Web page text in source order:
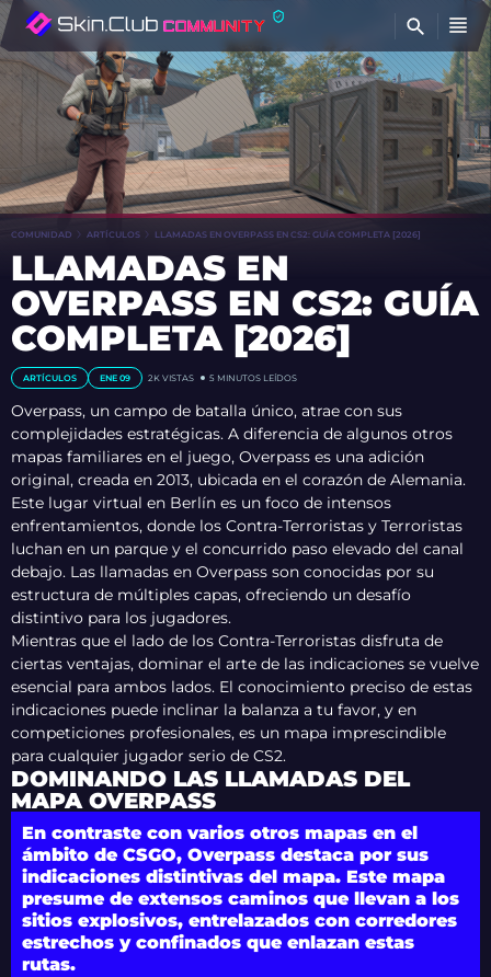
COMUNIDAD ARTÍCULOS LLAMADAS EN OVERPASS EN CS2: GUÍA COMPLETA [2026]
LLAMADAS EN
OVERPASS EN CS2: GUÍA
COMPLETA [2026]
ARTÍCULOS ENE 09 2K VISTAS 5 MINUTOS LEÍDOS
Overpass, un campo de batalla único, atrae con sus
complejidades estratégicas. A diferencia de algunos otros
mapas familiares en el juego, Overpass es una adición
original, creada en 2013, ubicada en el corazón de Alemania.
Este lugar virtual en Berlín es un foco de intensos
enfrentamientos, donde los Contra-Terroristas y Terroristas
luchan en un parque y el concurrido paso elevado del canal
debajo. Las llamadas en Overpass son conocidas por su
estructura de múltiples capas, ofreciendo un desafío
distintivo para los jugadores.
Mientras que el lado de los Contra-Terroristas disfruta de
ciertas ventajas, dominar el arte de las indicaciones se vuelve
esencial para ambos lados. El conocimiento preciso de estas
indicaciones puede inclinar la balanza a tu favor, y en
competiciones profesionales, es un mapa imprescindible
para cualquier jugador serio de CS2.
DOMINANDO LAS LLAMADAS DEL
MAPA OVERPASS
En contraste con varios otros mapas en el
ámbito de CSGO, Overpass destaca por sus
indicaciones distintivas del mapa. Este mapa
presume de extensos caminos que llevan a los
sitios explosivos, entrelazados con corredores
estrechos y confinados que enlazan estas
rutas.